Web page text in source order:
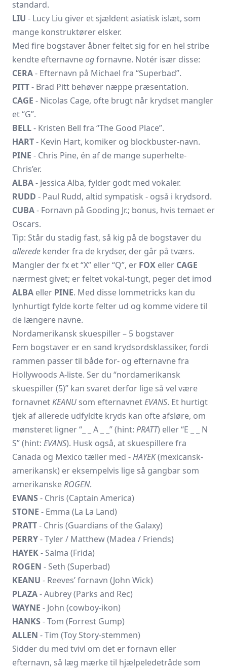
standard.
LIU - Lucy Liu giver et sjældent asiatisk islæt, som
mange konstruktører elsker.
Med fire bogstaver åbner feltet sig for en hel stribe
kendte efternavneogfornavne. Notér især disse:
CERA- Efternavn på Michael fra “Superbad”.
PITT- Brad Pitt behøver næppe præsentation.
CAGE - Nicolas Cage, ofte brugt når krydset mangler
et “G”.
BELL- Kristen Bell fra “The Good Place”.
HART- Kevin Hart, komiker og blockbuster-navn.
PINE - Chris Pine, én af de mange superhelte-
Chris’er.
ALBA- Jessica Alba, fylder godt med vokaler.
RUDD - Paul Rudd, altid sympatisk - også i krydsord.
CUBA- Fornavn på Gooding Jr.; bonus, hvis temaet er
Oscars.
Tip: Står du stadig fast, så kig på de bogstaver du
allerede kender fra de krydser, der går på tværs.
Mangler der fx et “X” eller “Q”, er FOX eller CAGE
nærmest givet; er feltet vokal-tungt, peger det imod
ALBA eller PINE. Med disse lommetricks kan du
lynhurtigt fylde korte felter ud og komme videre til
de længere navne.
Nordamerikansk skuespiller – 5 bogstaver
Fem bogstaver er en sand krydsordsklassiker, fordi
rammen passer til både for- og efternavne fra
Hollywoods A-liste. Ser du “nordamerikansk
skuespiller (5)” kan svaret derfor lige så vel være
fornavnetKEANU som efternavnetEVANS. Et hurtigt
tjek af allerede udfyldte kryds kan ofte afsløre, om
mønsteret ligner “_ _ A _ _” (hint: PRATT) eller “E _ _ N
S” (hint: EVANS). Husk også, at skuespillere fra
Canada og Mexico tæller med -HAYEK(mexicansk-
amerikansk) er eksempelvis lige så gangbar som
amerikanskeROGEN.
EVANS - Chris (Captain America)
STONE - Emma (La La Land)
PRATT- Chris (Guardians of the Galaxy)
PERRY- Tyler / Matthew (Madea / Friends)
HAYEK- Salma (Frida)
ROGEN - Seth (Superbad)
KEANU - Reeves’ fornavn (John Wick)
PLAZA- Aubrey (Parks and Rec)
WAYNE - John (cowboy-ikon)
HANKS - Tom (Forrest Gump)
ALLEN - Tim (Toy Story-stemmen)
Sidder du med tvivl om det er fornavn eller
efternavn, så læg mærke til hjælpe­ledetråde som